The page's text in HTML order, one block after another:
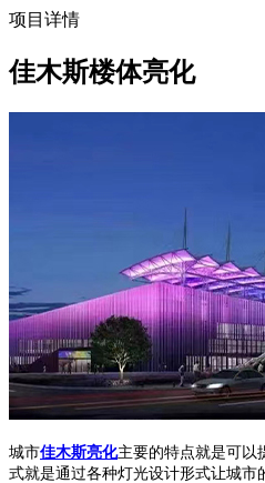
项目详情
佳木斯楼体亮化
城市佳木斯亮化主要的特点就是可以
式就是通过各种灯光设计形式让城市